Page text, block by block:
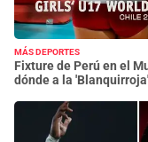
MÁS DEPORTES
Fixture de Perú en el
dónde a la 'Blanquirroja'